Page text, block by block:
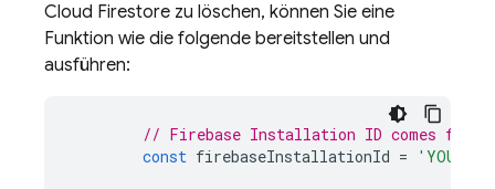
Cloud Firestore zu löschen, können Sie eine
Funktion wie die folgende bereitstellen und
ausführen:
// Firebase Installation ID comes from
const firebaseInstallationId =